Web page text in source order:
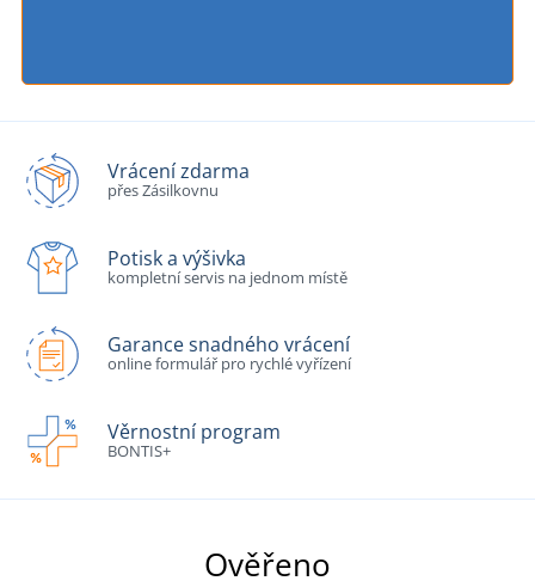
Vrácení zdarma
přes Zásilkovnu
Potisk a výšivka
kompletní servis na jednom místě
Garance snadného vrácení
online formulář pro rychlé vyřízení
Věrnostní program
BONTIS+
Ověřeno